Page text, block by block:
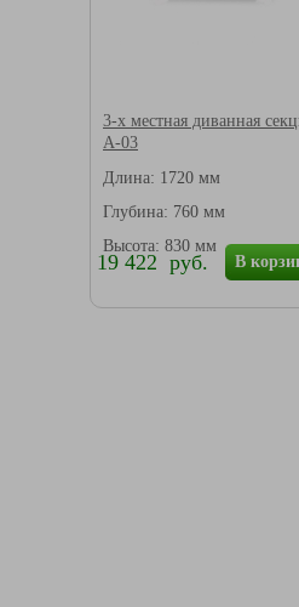
3-х местная диванная
А-03
Длина: 1720 мм
Глубина: 760 мм
Высота: 830 мм
В
19 422 руб.